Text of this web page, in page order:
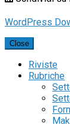
WordPress
Close
Riviste
Rubriche